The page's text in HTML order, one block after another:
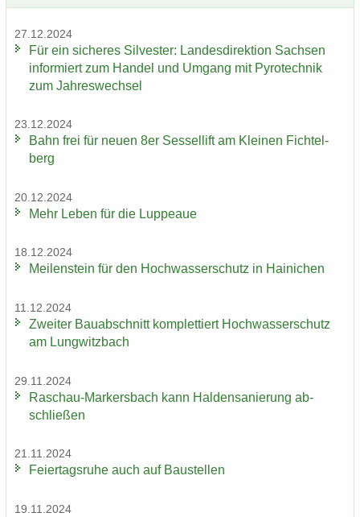
27.12.2024
Für ein si­che­res Sil­ves­ter: Lan­des­di­rek­ti­on Sach­sen
in­for­miert zum Han­del und Um­gang mit Py­ro­tech­nik
zum Jah­res­wech­sel
23.12.2024
Bahn frei für neuen 8er Ses­sel­lift am Klei­nen Fich­tel­
berg
20.12.2024
Mehr Leben für die Lup­peaue
18.12.2024
Mei­len­stein für den Hoch­was­ser­schutz in Hai­ni­chen
11.12.2024
Zwei­ter Bau­ab­schnitt kom­plet­tiert Hoch­was­ser­schutz
am Lung­witz­bach
29.11.2024
Raschau-​Markersbach kann Hal­den­sa­nie­rung ab­
schlie­ßen
21.11.2024
Fei­er­tags­ru­he auch auf Bau­stel­len
19.11.2024